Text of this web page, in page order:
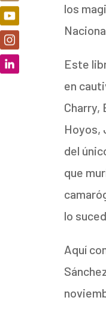
los
Este
en
Charry,
Hoyos,
del
que
lo
Aquí